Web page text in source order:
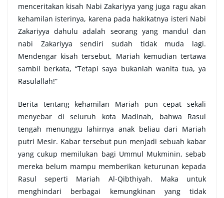
menceritakan kisah Nabi Zakariyya yang juga ragu akan
kehamilan isterinya, karena pada hakikatnya isteri Nabi
Zakariyya dahulu adalah seorang yang mandul dan
nabi Zakariyya sendiri sudah tidak muda lagi.
Mendengar kisah tersebut, Mariah kemudian tertawa
sambil berkata, “Tetapi saya bukanlah wanita tua, ya
Rasulallah!”
Berita tentang kehamilan Mariah pun cepat sekali
menyebar di seluruh kota Madinah, bahwa Rasul
tengah menunggu lahirnya anak beliau dari Mariah
putri Mesir. Kabar tersebut pun menjadi sebuah kabar
yang cukup memilukan bagi Ummul Mukminin, sebab
mereka belum mampu memberikan keturunan kepada
Rasul seperti Mariah Al-Qibthiyah. Maka untuk
menghindari berbagai kemungkinan yang tidak